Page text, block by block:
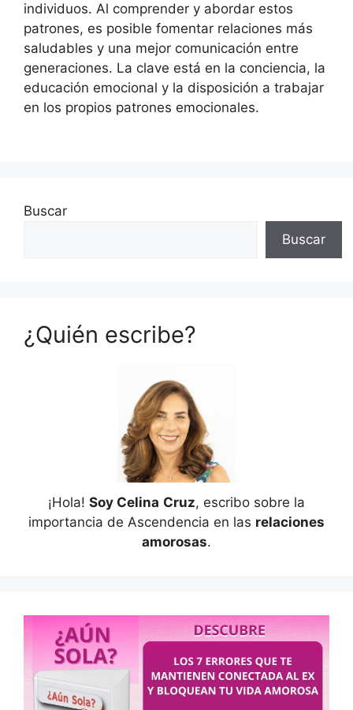
individuos. Al comprender y abordar estos
patrones, es posible fomentar relaciones más
saludables y una mejor comunicación entre
generaciones. La clave está en la conciencia, la
educación emocional y la disposición a trabajar
en los propios patrones emocionales.
Buscar
Buscar
¿Quién escribe?
¡Hola! Soy Celina Cruz, escribo sobre la
importancia de Ascendencia en las relaciones
amorosas.